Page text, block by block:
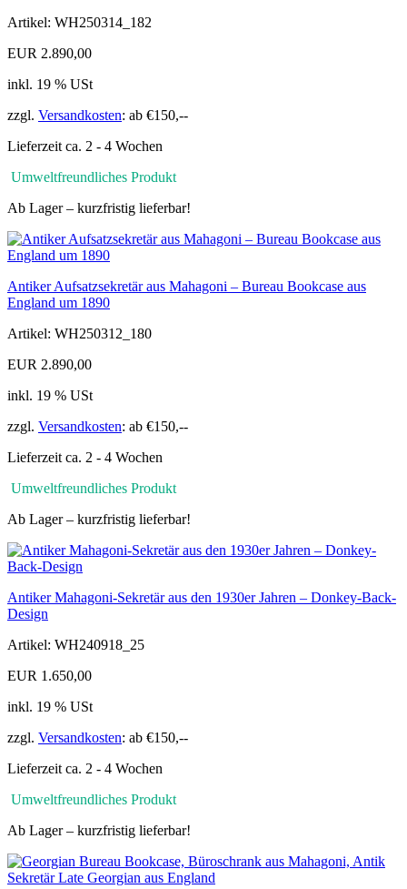
Artikel: WH250314_182
EUR 2.890,00
inkl. 19 % USt
zzgl. Versandkosten: ab €150,--
Lieferzeit ca. 2 - 4 Wochen
Umweltfreundliches Produkt
Ab Lager – kurzfristig lieferbar!
Antiker Aufsatzsekretär aus Mahagoni – Bureau Bookcase aus
England um 1890
Artikel: WH250312_180
EUR 2.890,00
inkl. 19 % USt
zzgl. Versandkosten: ab €150,--
Lieferzeit ca. 2 - 4 Wochen
Umweltfreundliches Produkt
Ab Lager – kurzfristig lieferbar!
Antiker Mahagoni-Sekretär aus den 1930er Jahren – Donkey-Back-
Design
Artikel: WH240918_25
EUR 1.650,00
inkl. 19 % USt
zzgl. Versandkosten: ab €150,--
Lieferzeit ca. 2 - 4 Wochen
Umweltfreundliches Produkt
Ab Lager – kurzfristig lieferbar!